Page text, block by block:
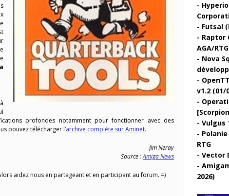
profondes notamment pour fonctionner avec des
pouvez télécharger l’archive complète sur Aminet.
Jim Neray
Source :Amiga News
aidez nous en partageant et en participant au forum. =)
Futsal
Raptor
AGA/
Nova
v1.2 (01/
Vulgus
RTG
Vector
2026)